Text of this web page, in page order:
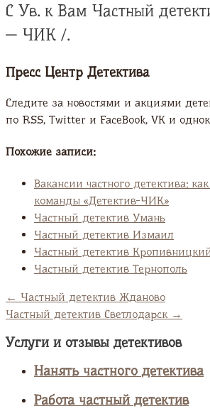
С Ув. к Вам Частный
— ЧИК /.
Пресс Центр Детектива
Следите за новостями и акциями
по RSS, Twitter и FaсeBook, VK и
Похожие записи:
Вакансии частного детектива:
команды «Детектив-ЧИК»
Частный детектив Умань
Частный детектив Измаил
Частный детектив
Частный детектив Тернополь
← Частный детектив Жданово
Частный детектив Светлодарск →
Услуги и отзывы детективов
Нанять частного детектива
Работа частный детектив